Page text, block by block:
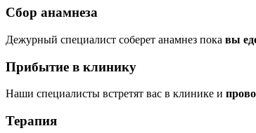
Сбор анамнеза
Дежурный специалист соберет анамнез пока вы
Прибытие в клинику
Наши специалисты встретят вас в клинике и
Терапия